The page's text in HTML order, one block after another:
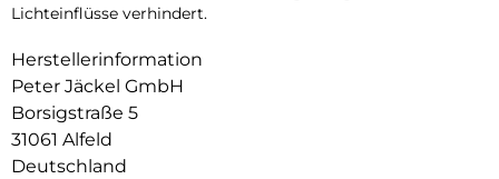
Lichteinflüsse verhindert.
Herstellerinformation
Peter Jäckel GmbH
Borsigstraße 5
31061 Alfeld
Deutschland